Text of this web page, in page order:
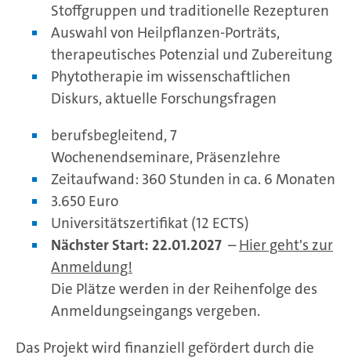
Stoffgruppen und traditionelle Rezepturen
Auswahl von Heilpflanzen-Porträts,
therapeutisches Potenzial und Zubereitung
Phytotherapie im wissenschaftlichen
Diskurs, aktuelle Forschungsfragen
berufsbegleitend, 7
Wochenendseminare, Präsenzlehre
Zeitaufwand: 360 Stunden in ca. 6 Monaten
3.650 Euro
Universitätszertifikat (12 ECTS)
Nächster Start: 22.01.2027 –Hier geht's zur
Anmeldung!
Die Plätze werden in der Reihenfolge des
Anmeldungseingangs vergeben.
Das Projekt wird finanziell gefördert durch die